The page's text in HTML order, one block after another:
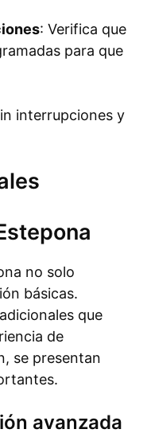
: Verifica que
para que
interrupciones y
no solo
básicas.
que
de
se presentan
avanzada